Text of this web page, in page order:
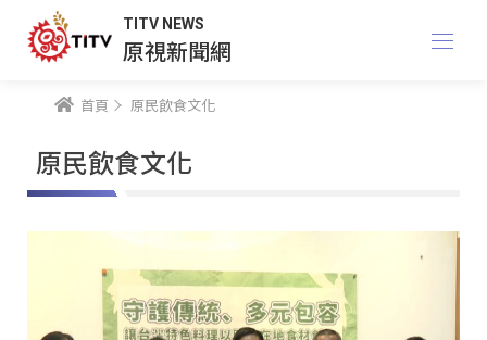
TITV NEWS
原視新聞網
首頁 原民飲食文化
原民飲食文化